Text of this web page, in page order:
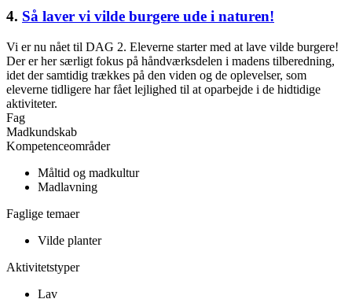
4. Så laver vi vilde burgere ude i naturen!
Vi er nu nået til DAG 2. Eleverne starter med at lave vilde burgere!
Der er her særligt fokus på håndværksdelen i madens tilberedning,
idet der samtidig trækkes på den viden og de oplevelser, som
eleverne tidligere har fået lejlighed til at oparbejde i de hidtidige
aktiviteter.
Fag
Madkundskab
Kompetenceområder
Måltid og madkultur
Madlavning
Faglige temaer
Vilde planter
Aktivitetstyper
Lav